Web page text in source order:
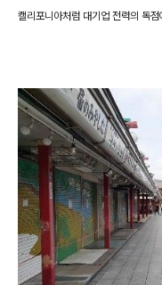
캘리포니아처럼 대기업 전력의 독